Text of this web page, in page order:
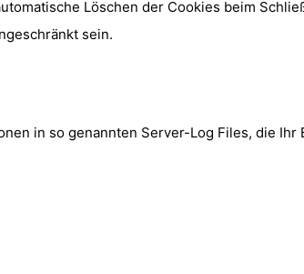
Löschen der Cookies beim
sein.
in so genannten Server-Log Files, die